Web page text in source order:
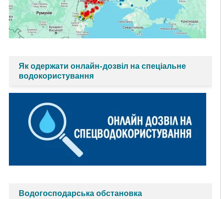
Як одержати онлайн-дозвіл на спеціальне
водокористування
Водогосподарська обстановка